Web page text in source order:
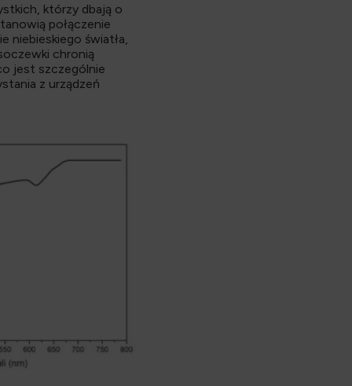
którzy dbają o
połączenie
niebieskiego światła,
chronią
jest szczególnie
z urządzeń